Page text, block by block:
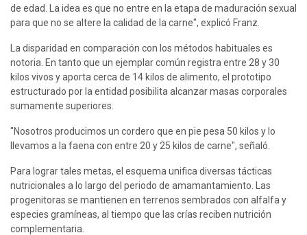
de edad. La idea es que no entre en la etapa de maduración sexual
para que no se altere la calidad de la carne", explicó Franz.
La disparidad en comparación con los métodos habituales es
notoria. En tanto que un ejemplar común registra entre 28 y 30
kilos vivos y aporta cerca de 14 kilos de alimento, el prototipo
estructurado por la entidad posibilita alcanzar masas corporales
sumamente superiores.
"Nosotros producimos un cordero que en pie pesa 50 kilos y lo
llevamos a la faena con entre 20 y 25 kilos de carne", señaló.
Para lograr tales metas, el esquema unifica diversas tácticas
nutricionales a lo largo del periodo de amamantamiento. Las
progenitoras se mantienen en terrenos sembrados con alfalfa y
especies gramíneas, al tiempo que las crías reciben nutrición
complementaria.